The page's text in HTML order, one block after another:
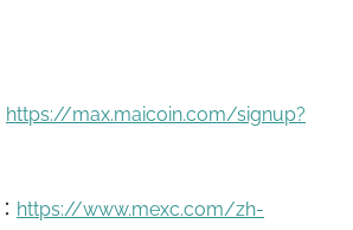
https://max.maicoin.com/signup?
https://www.mexc.com/zh-